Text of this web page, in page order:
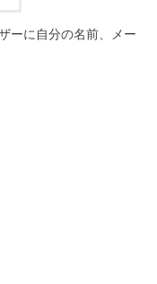
ーに自分の名前、メー